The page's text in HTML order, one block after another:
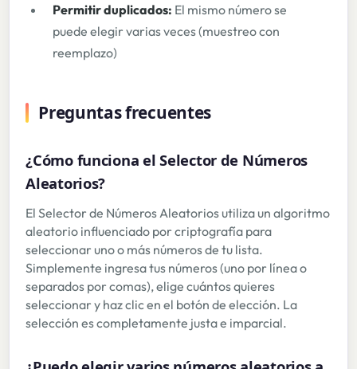
Permitir duplicados: El mismo número se
puede elegir varias veces (muestreo con
reemplazo)
Preguntas frecuentes
¿Cómo funciona el Selector de Números
Aleatorios?
El Selector de Números Aleatorios utiliza un algoritmo
aleatorio influenciado por criptografía para
seleccionar uno o más números de tu lista.
Simplemente ingresa tus números (uno por línea o
separados por comas), elige cuántos quieres
seleccionar y haz clic en el botón de elección. La
selección es completamente justa e imparcial.